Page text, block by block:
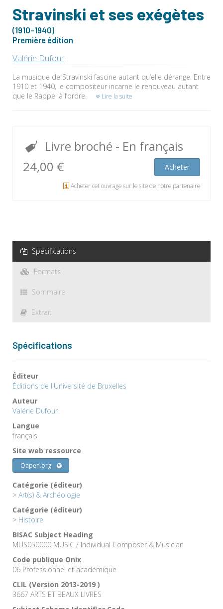
Stravinski et ses exégètes
(1910-1940)
Première édition
Valérie Dufour
La musique de Stravinski fascine autant qu’elle dérange. Entre
1910 et 1940, le compositeur incarne le renouveau autant
que le Rappel à l’ordre.
Lire la suite
Livre broché - En français
24,00 €
Acheter
Acheter cet ouvrage sur le site de notre partenaire
Spécifications
Formats
Sommaire
Extrait
Spécifications
Éditeur
Éditions de l'Université de Bruxelles
Auteur
Valérie Dufour
Langue
français
Site web ressource
Oapen.org
Catégorie (éditeur)
> Art(s) & Archéologie
Catégorie (éditeur)
> Histoire
BISAC Subject Heading
MUS050000 MUSIC / Individual Composer & Musician
Code publique Onix
06 Professionnel et académique
CLIL (Version 2013-2019 )
3667 ARTS ET BEAUX LIVRES